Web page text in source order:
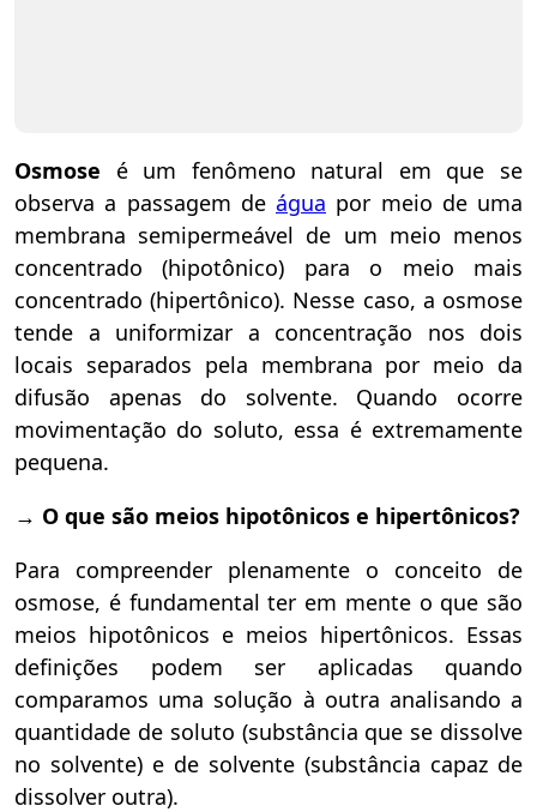
Osmose é um fenômeno natural em que se
observa a passagem de água por meio de uma
membrana semipermeável de um meio menos
concentrado (hipotônico) para o meio mais
concentrado (hipertônico). Nesse caso, a osmose
tende a uniformizar a concentração nos dois
locais separados pela membrana por meio da
difusão apenas do solvente. Quando ocorre
movimentação do soluto, essa é extremamente
pequena.
→ O que são meios hipotônicos e hipertônicos?
Para compreender plenamente o conceito de
osmose, é fundamental ter em mente o que são
meios hipotônicos e meios hipertônicos. Essas
definições podem ser aplicadas quando
comparamos uma solução à outra analisando a
quantidade de soluto (substância que se dissolve
no solvente) e de solvente (substância capaz de
dissolver outra).